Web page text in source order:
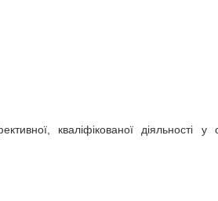
кваліфікованої діяльності у